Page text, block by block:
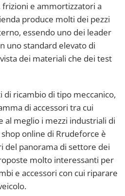
frizioni e ammortizzatori a
produce molti dei pezzi
essendo uno dei leader
uno standard elevato di
dei materiali che dei test
di ricambio di tipo meccanico,
di accessori tra cui
al meglio i mezzi industriali di
online di Rrudeforce è
del panorama di settore dei
molto interessanti per
e accessori con cui riparare